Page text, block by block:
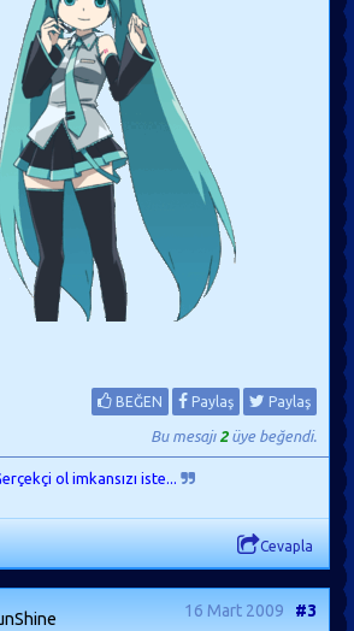
BEĞEN Paylaş Paylaş
Bu mesajı 2üye beğendi.
ol imkansızı iste...
Cevapla
16 Mart 2009 #3